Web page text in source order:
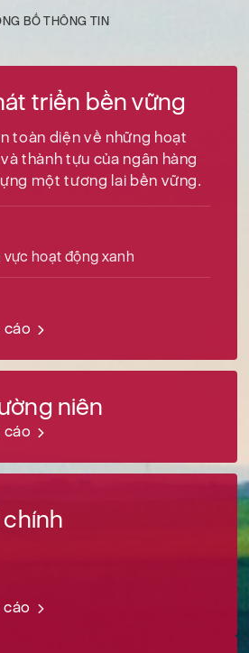
BỐ THÔNG TIN
triển bền vững
toàn diện về những hoạt
thành tựu của ngân hàng
một tương lai bền vững.
vực hoạt động xanh
cáo
niên
cáo
chính